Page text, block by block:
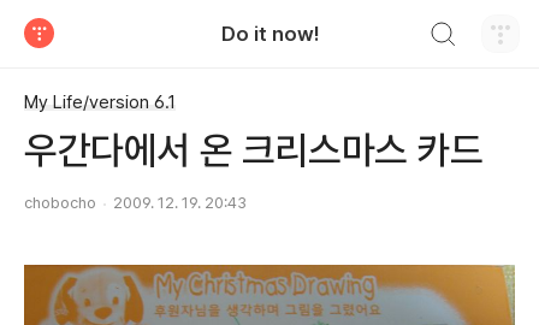
Do it now!
My Life/version 6.1
우간다에서 온 크리스마스 카드
chobocho 2009. 12. 19. 20:43